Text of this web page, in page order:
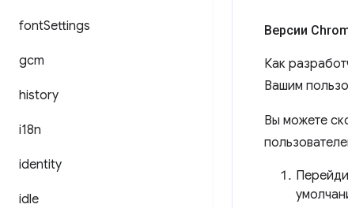
fontSettings
gcm
history
i18n
identity
idle
Версии
Как
Вашим
Вы можете